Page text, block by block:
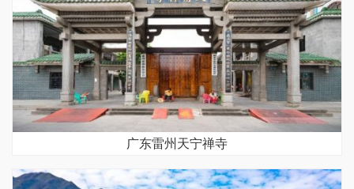
广东雷州天宁禅寺